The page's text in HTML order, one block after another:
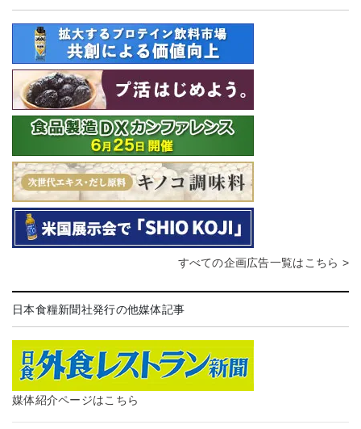
すべての企画広告一覧はこちら >
日本食糧新聞社発行の他媒体記事
媒体紹介ページはこちら